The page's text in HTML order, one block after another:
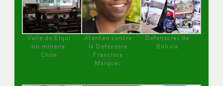
Valle de Elqui
sin minería.
Chile
Atentan contra
la Defensora
Francisca
Márquez
Defensoras de
Bolivia